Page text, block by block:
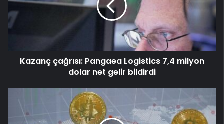
Kazanç çağrısı: Pangaea Logistics 7,4 milyon
dolar net gelir bildirdi